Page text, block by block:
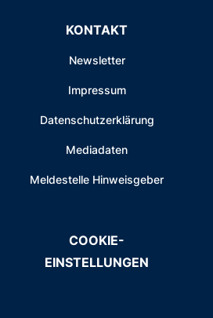
KONTAKT
Newsletter
Impressum
Datenschutzerklärung
Mediadaten
Meldestelle Hinweisgeber
COOKIE-
EINSTELLUNGEN